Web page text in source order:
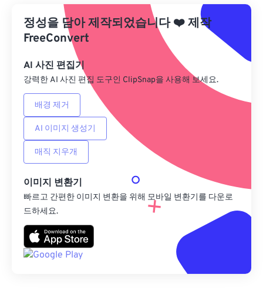
사전 설정에서 적용
사전 설정으로 저장
정성을 담아 제작되었습니다❤️제작
FreeConvert
AI 사진 편집기
강력한 AI 사진 편집 도구인 ClipSnap을 사용해 보세요.
배경 제거
AI 이미지 생성기
매직 지우개
이미지 변환기
빠르고 간편한 이미지 변환을 위해 모바일 변환기를 다운로
드하세요.